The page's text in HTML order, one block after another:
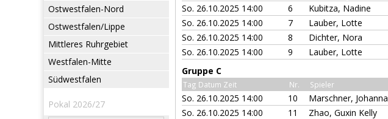
Ostwestfalen-Nord
Ostwestfalen/Lippe
Mittleres Ruhrgebiet
Westfalen-Mitte
Südwestfalen
Pokal 2026/27
So. 26.10.2025 14:00
6 Kubitza, Nadine
So. 26.10.2025 14:00
7 Lauber, Lotte
So. 26.10.2025 14:00
8 Dichter, Nora
So. 26.10.2025 14:00
9 Lauber, Lotte
Gruppe C
Tag Datum Zeit Nr. Spieler
So. 26.10.2025 14:00 10 Marschner, Johanna
So. 26.10.2025 14:00
11 Zhao, Guxin Kelly